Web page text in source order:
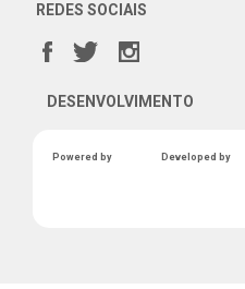
REDES SOCIAIS
DESENVOLVIMENTO
Powered by Developed by